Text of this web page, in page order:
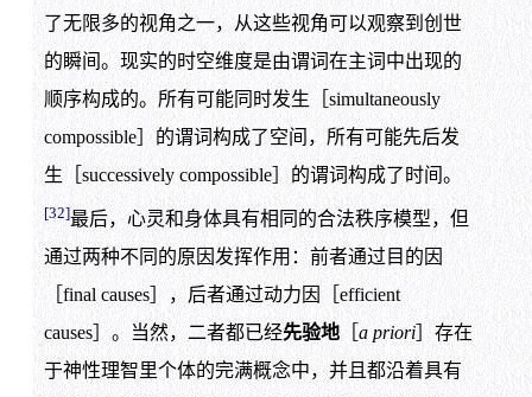
了无限多的视角之一，从这些视角可以观察到创世
的瞬间。现实的时空维度是由谓词在主词中出现的
顺序构成的。所有可能同时发生［simultaneously
compossible］的谓词构成了空间，所有可能先后发
生［successively compossible］的谓词构成了时间。
[32]最后，心灵和身体具有相同的合法秩序模型，但
通过两种不同的原因发挥作用：前者通过目的因
［final causes］，后者通过动力因［efficient
causes］。当然，二者都已经先验地［ a priori］存在
于神性理智里个体的完满概念中，并且都沿着具有